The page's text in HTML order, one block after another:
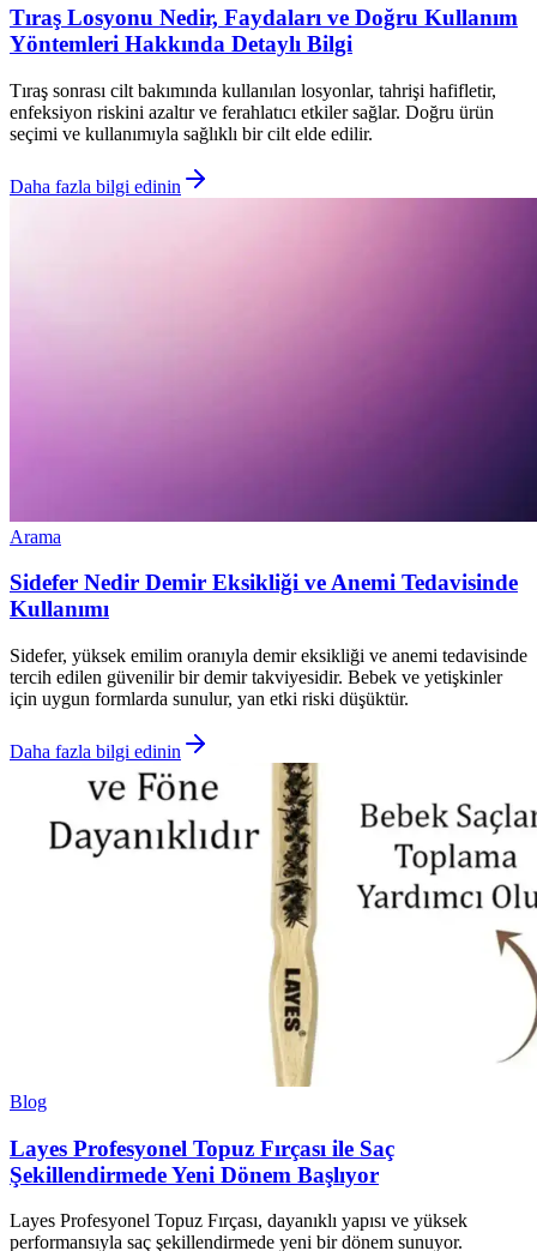
Tıraş Losyonu Nedir, Faydaları ve Doğru Kullanım
Yöntemleri Hakkında Detaylı Bilgi
Tıraş sonrası cilt bakımında kullanılan losyonlar, tahrişi hafifletir,
enfeksiyon riskini azaltır ve ferahlatıcı etkiler sağlar. Doğru ürün
seçimi ve kullanımıyla sağlıklı bir cilt elde edilir.
Daha fazla bilgi edinin
Arama
Sidefer Nedir Demir Eksikliği ve Anemi Tedavisinde
Kullanımı
Sidefer, yüksek emilim oranıyla demir eksikliği ve anemi tedavisinde
tercih edilen güvenilir bir demir takviyesidir. Bebek ve yetişkinler
için uygun formlarda sunulur, yan etki riski düşüktür.
Daha fazla bilgi edinin
Blog
Layes Profesyonel Topuz Fırçası ile Saç
Şekillendirmede Yeni Dönem Başlıyor
Layes Profesyonel Topuz Fırçası, dayanıklı yapısı ve yüksek
performansıyla saç şekillendirmede yeni bir dönem sunuyor.